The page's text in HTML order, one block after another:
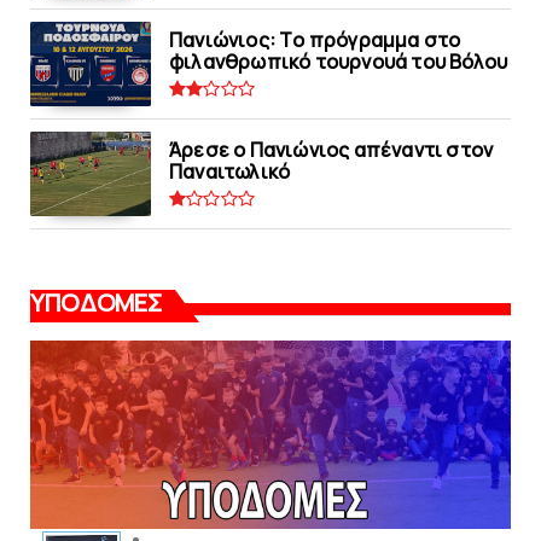
Πανιώνιoς: Tο πρόγραμμα στο
φιλανθρωπικό τουρνουά του Bόλου
Άρεσε ο Πανιώνιος απέναντι στoν
Παναιτωλικό
ΥΠΟΔΟΜΕΣ